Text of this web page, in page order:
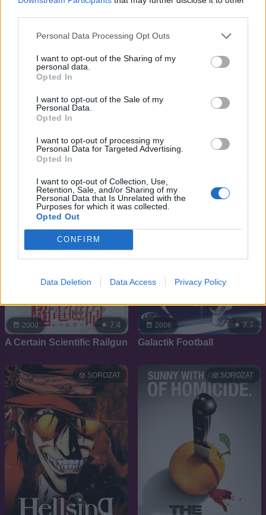
Personal Data Processing Opt Outs
I want to opt-out of the Sharing of my
personal data.
Opted In
I want to opt-out of the Sale of my
Personal Data.
Opted In
I want to opt-out of processing my
Personal Data for Targeted Advertising.
Opted In
I want to opt-out of Collection, Use,
Retention, Sale, and/or Sharing of my
Personal Data that Is Unrelated with the
Purposes for which it was collected.
Opted Out
CONFIRM
Data Deletion Data Access Privacy Policy
2019 8.6
Demon Slayer: Kimetsu No
2019
2009 7.4
A Certain Scientific Railgun
2006 7.7
Galactik Football
SOROZAT SOROZAT